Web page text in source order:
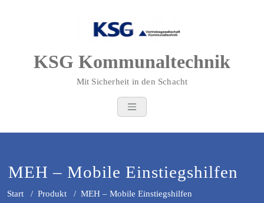
KSG Kommunaltechnik
Mit Sicherheit in den Schacht
MEH – Mobile Einstiegshilfen
Start / Produkt / MEH – Mobile Einstiegshilfen